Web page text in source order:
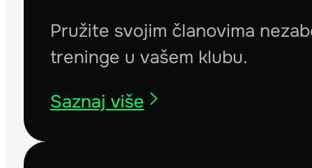
Pružite svojim članovima
treninge u vašem klubu.
Saznaj više